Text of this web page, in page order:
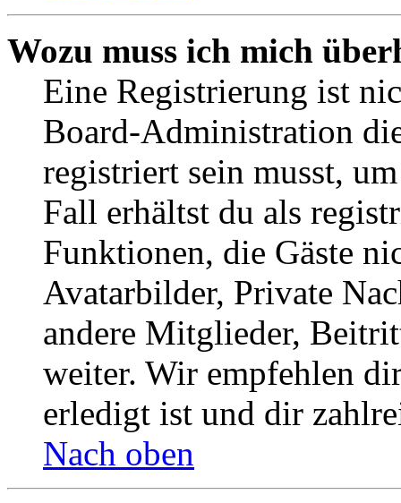
Wozu muss ich mich
Eine Registrierung ist
Board-Administration
registriert sein musst,
Fall erhältst du als
Funktionen, die Gäste
Avatarbilder, Private
andere Mitglieder,
weiter. Wir empfehlen
erledigt ist und dir
Nach oben